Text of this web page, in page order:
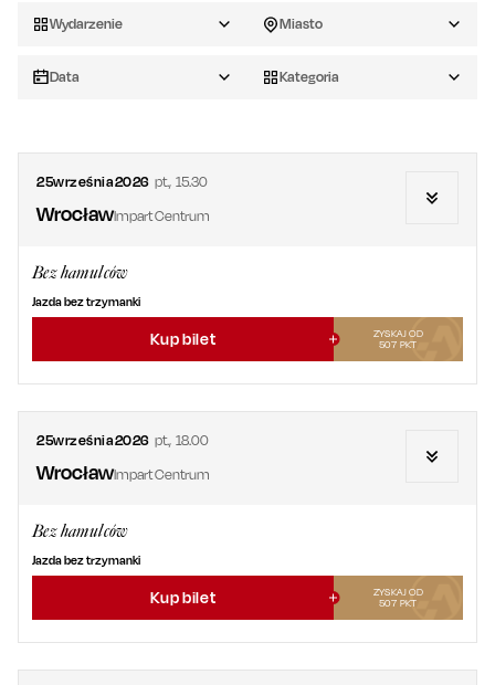
Wydarzenie Miasto
Data Kategoria
25września2026 pt., 15.30
WrocławImpart Centrum
Bez hamulców
Jazda bez trzymanki
Kup bilet
ZYSKAJ OD
507 PKT
25września2026 pt., 18.00
WrocławImpart Centrum
Bez hamulców
Jazda bez trzymanki
Kup bilet
ZYSKAJ OD
507 PKT